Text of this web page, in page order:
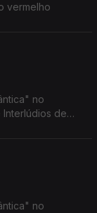
vermelho
no
Interlúdios de
no